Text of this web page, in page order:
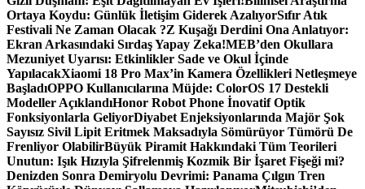
Ortaya Koydu: Günlük İletişim Giderek AzalıyorSıfır Atık
Festivali Ne Zaman Olacak ?Z Kuşağı Derdini Ona Anlatıyor:
Ekran Arkasındaki Sırdaş Yapay Zeka!MEB’den Okullara
Mezuniyet Uyarısı: Etkinlikler Sade ve Okul İçinde
YapılacakXiaomi 18 Pro Max’in Kamera Özellikleri Netleşmeye
BaşladıOPPO Kullanıcılarına Müjde: ColorOS 17 Destekli
Modeller AçıklandıHonor Robot Phone İnovatif Optik
Fonksiyonlarla GeliyorDiyabet Enjeksiyonlarında Majör Şok
Sayısız Sivil Lipit Eritmek Maksadıyla Sömürüyor Tümörü De
Frenliyor OlabilirBüyük Piramit Hakkındaki Tüm Teorileri
Unutun: Işık Hızıyla Şifrelenmiş Kozmik Bir İşaret Fişeği mi?
Denizden Sonra Demiryolu Devrimi: Panama Çılgın Tren